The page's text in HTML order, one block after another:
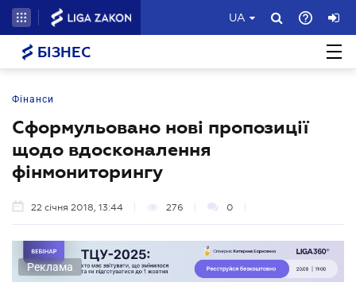
UA
БІЗНЕС
Фінанси
Сформульовано нові пропозиції
щодо вдосконалення
фінмониторингу
22 січня 2018, 13:44 276 0
Реклама